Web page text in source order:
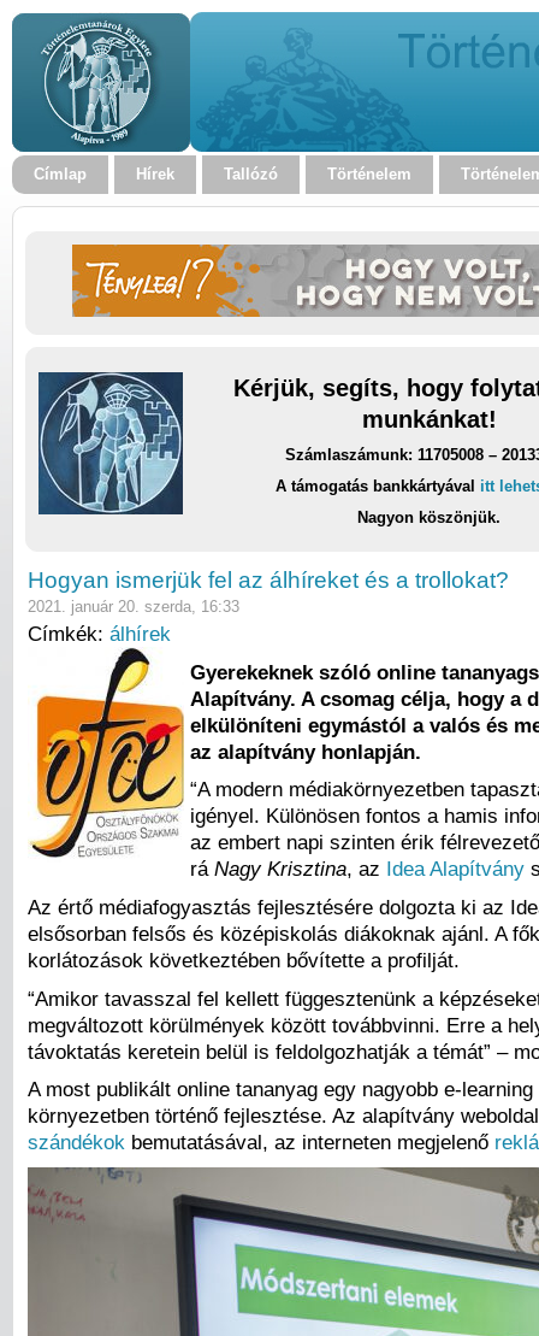
Címlap Hírek Tallózó Történelem
Kérjük, segíts, hogy
munkánkat!
Számlaszámunk: 11705008 –
A támogatás bankkártyával itt
Nagyon köszönjük.
Hogyan ismerjük fel az álhíreket és a trollokat?
2021. január 20. szerda, 16:33
Címkék: álhírek
Gyerekeknek szóló online
Alapítvány. A csomag célja, hogy a
elkülöníteni egymástól a valós és
az alapítvány honlapján.
“A modern médiakörnyezetben
igényel. Különösen fontos a hamis
az embert napi szinten érik
rá Nagy Krisztina, az Idea Alapítvány
Az értő médiafogyasztás fejlesztésére dolgozta ki az
elsősorban felsős és középiskolás diákoknak ajánl. A
korlátozások következtében bővítette a profilját.
“Amikor tavasszal fel kellett függesztenünk a
megváltozott körülmények között továbbvinni. Erre a
távoktatás keretein belül is feldolgozhatják a témát” –
A most publikált online tananyag egy nagyobb e-
környezetben történő fejlesztése. Az alapítvány
szándékok bemutatásával, az interneten megjelenő